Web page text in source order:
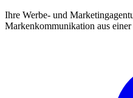
Ihre Werbe- und
Markenkommunikation aus